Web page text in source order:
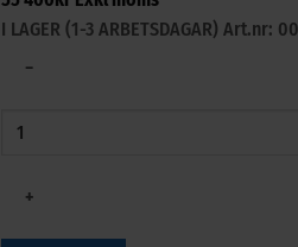
I LAGER (1-3 ARBETSDAGAR) Art.nr:
−
+